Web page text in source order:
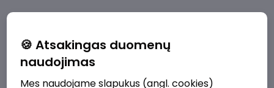
Pridėti naują
🍪 Atsakingas duomenų
naudojimas
Mes naudojame slapukus (angl. cookies)